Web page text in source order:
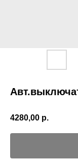
4280,00 р.